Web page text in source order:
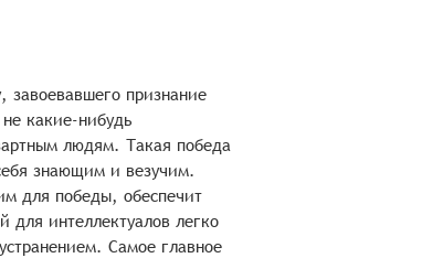
завоевавшего признание
какие-нибудь
людям. Такая победа
знающим и везучим.
для победы, обеспечит
интеллектуалов легко
Самое главное